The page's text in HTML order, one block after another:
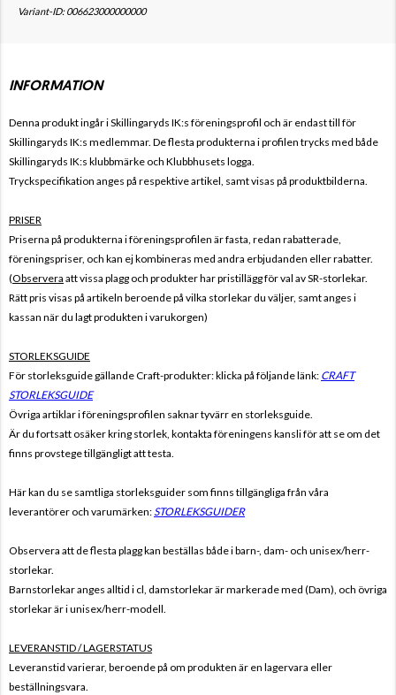
Variant-ID: 006623000000000
INFORMATION
Denna produkt ingår i Skillingaryds IK:s föreningsprofil och är endast till för
Skillingaryds IK:s medlemmar. De flesta produkterna i profilen trycks med både
Skillingaryds IK:s klubbmärke och Klubbhusets logga.
Tryckspecifikation anges på respektive artikel, samt visas på produktbilderna.
PRISER
Priserna på produkterna i föreningsprofilen är fasta, redan rabatterade,
föreningspriser, och kan ej kombineras med andra erbjudanden eller rabatter.
(Observera att vissa plagg och produkter har pristillägg för val av SR-storlekar.
Rätt pris visas på artikeln beroende på vilka storlekar du väljer, samt anges i
kassan när du lagt produkten i varukorgen)
STORLEKSGUIDE
För storleksguide gällande Craft-produkter: klicka på följande länk: CRAFT
STORLEKSGUIDE
Övriga artiklar i föreningsprofilen saknar tyvärr en storleksguide.
Är du fortsatt osäker kring storlek, kontakta föreningens kansli för att se om det
finns provstege tillgängligt att testa.
Här kan du se samtliga storleksguider som finns tillgängliga från våra
leverantörer och varumärken:STORLEKSGUIDER
Observera att de flesta plagg kan beställas både i barn-, dam- och unisex/herr-
storlekar.
Barnstorlekar anges alltid i cl, damstorlekar är markerade med (Dam), och övriga
storlekar är i unisex/herr-modell.
LEVERANSTID / LAGERSTATUS
Leveranstid varierar, beroende på om produkten är en lagervara eller
beställningsvara.